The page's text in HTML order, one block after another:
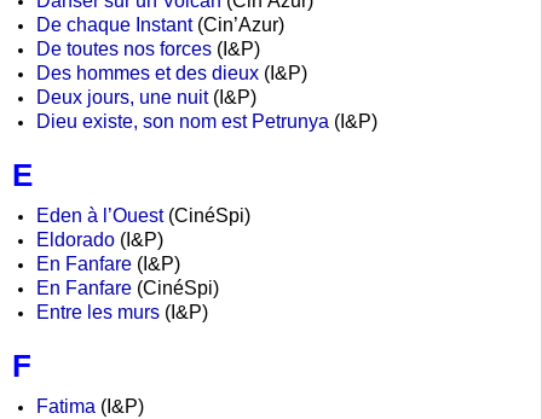
De chaque Instant(Cin’Azur)
De toutes nos forces (I&P)
Des hommes et des dieux (I&P)
Deux jours, une nuit(I&P)
Dieu existe, son nom est Petrunya (I&P)
E
Eden à l’Ouest(CinéSpi)
Eldorado (I&P)
En Fanfare (I&P)
En Fanfare (CinéSpi)
Entre les murs (I&P)
F
Fatima (I&P)